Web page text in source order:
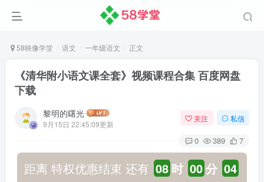
58映像学堂 语文 一年级语文 正文
《清华附小语文课全套》视频课程合集 百度网盘
下载
黎明的曙光
9月15日 22:45:09更新
关注 私信
0 389 7
距离 特权优惠结束 还有 08 时 00分 03